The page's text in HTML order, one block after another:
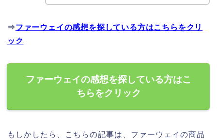
⇒ファーウェイの感想を探している方はこちらをクリ
ック
ファーウェイの感想を探している方はこ
ちらをクリック
もしかしたら、こちらの記事は、ファーウェイの商品